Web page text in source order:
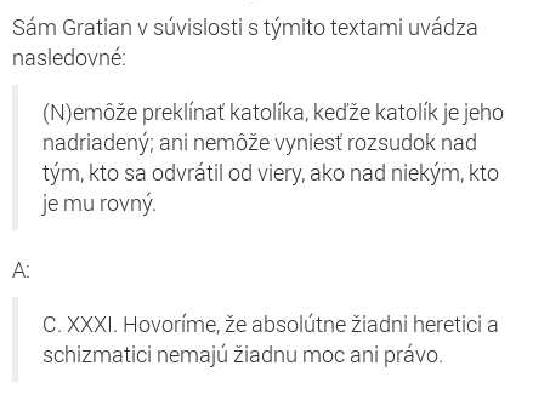
Sám Gratian v súvislosti s týmito textami uvádza
nasledovné:
(N)emôže preklínať katolíka, keďže katolík je jeho
nadriadený; ani nemôže vyniesť rozsudok nad
tým, kto sa odvrátil od viery, ako nad niekým, kto
je mu rovný.
A:
C. XXXI. Hovoríme, že absolútne žiadni heretici a
schizmatici nemajú žiadnu moc ani právo.